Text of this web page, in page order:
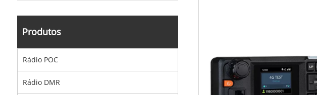
Produtos
Rádio POC
Rádio DMR